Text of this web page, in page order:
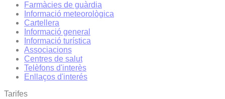
Farmàcies de guàrdia
Informació meteorològica
Cartellera
Informació general
Informació turística
Associacions
Centres de salut
Telèfons d'interès
Enllaços d'interés
Tarifes